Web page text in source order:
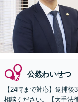
公然わいせつ
【24時まで対応】逮捕
相談ください。【大手法